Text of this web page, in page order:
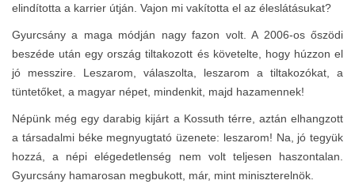
elindította a karrier útján. Vajon mi vakította el az éleslátásukat?
Gyurcsány a maga módján nagy fazon volt. A 2006-os őszödi
beszéde után egy ország tiltakozott és követelte, hogy húzzon el
jó messzire. Leszarom, válaszolta, leszarom a tiltakozókat, a
tüntetőket, a magyar népet, mindenkit, majd hazamennek!
Népünk még egy darabig kijárt a Kossuth térre, aztán elhangzott
a társadalmi béke megnyugtató üzenete: leszarom! Na, jó tegyük
hozzá, a népi elégedetlenség nem volt teljesen haszontalan.
Gyurcsány hamarosan megbukott, már, mint miniszterelnök.